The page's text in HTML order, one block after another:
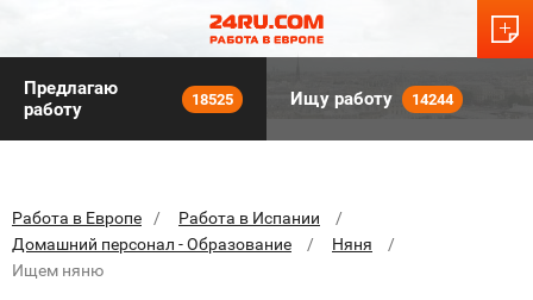
Предлагаю
работу
18525 Ищу работу 14244
Работа в Европе
Работа в Испании
Домашний персонал - Образование
Няня
Ищем няню